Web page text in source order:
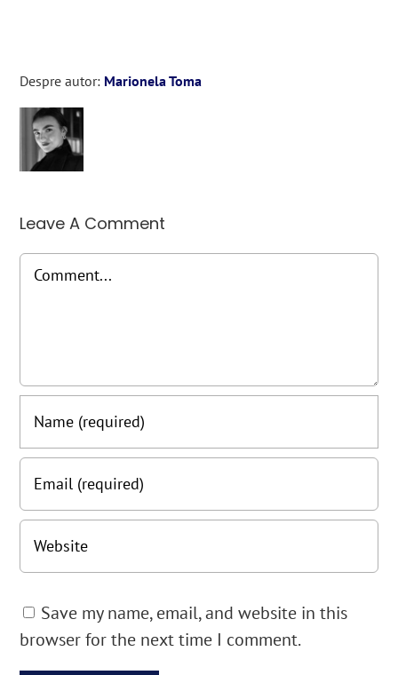
Despre autor: Marionela Toma
Leave A Comment
Comment
Save my name, email, and website in this
browser for the next time I comment.